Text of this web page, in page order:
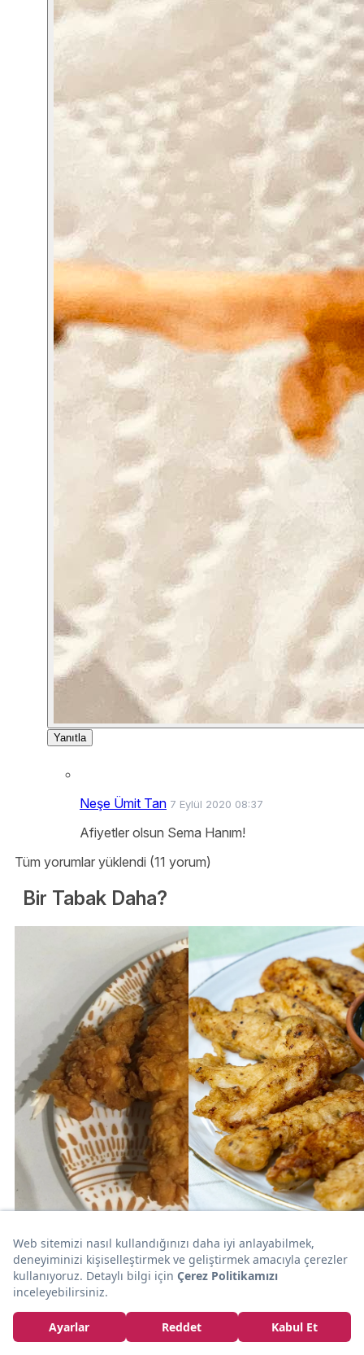
Yanıtla
Neşe Ümit Tan 7 Eylül 2020 08:37
Afiyetler olsun Sema Hanım!
Tüm yorumlar yüklendi (11 yorum)
Bir Tabak Daha?
25dk
TAVUK
Menşure'nin Tarifi: Ev
Yapımı Çıtır Tavuk
15dk
Yumuşaklığı Sosunda
Gizli: Tavuk Göğsü